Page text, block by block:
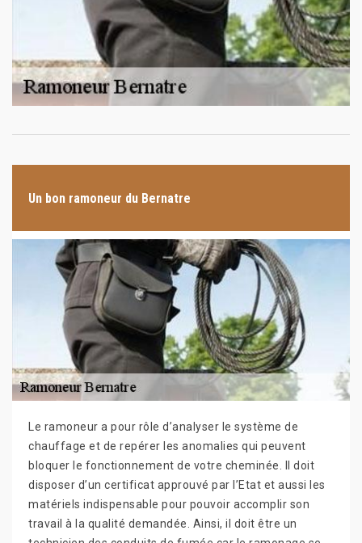
Un bon ramoneur du Bernatre
Le ramoneur a pour rôle d’analyser le système de
chauffage et de repérer les anomalies qui peuvent
bloquer le fonctionnement de votre cheminée. Il doit
disposer d’un certificat approuvé par l’Etat et aussi les
matériels indispensable pour pouvoir accomplir son
travail à la qualité demandée. Ainsi, il doit être un